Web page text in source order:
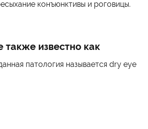
конъюнктивы и роговицы.
также известно как
патология называется dry eye